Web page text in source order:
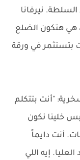
نيرفانا
هي هتكون الضلع
بتستثمر في ورقة
"أنت بتتكلم
خلينا نكون
أنت دايماً
إيه اللي